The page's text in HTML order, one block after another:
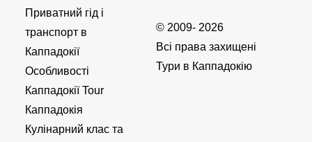
Приватний гід і
транспорт в
Каппадокії
Особливості
Каппадокії Tour
Каппадокія
Кулінарний клас та
© 2009- 2026
Всі права захищені
Тури в Каппадокію